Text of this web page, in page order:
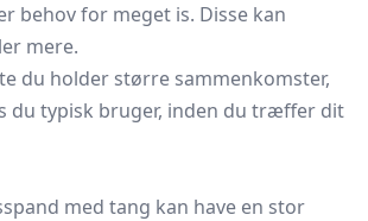
behov for meget is. Disse kan
mere.
du holder større sammenkomster,
du typisk bruger, inden du træffer dit
med tang kan have en stor